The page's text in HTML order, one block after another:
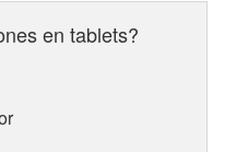
en tablets?